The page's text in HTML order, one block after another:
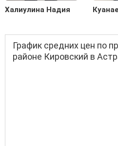
Халиулина Надия
График средних цен по
районе Кировский в